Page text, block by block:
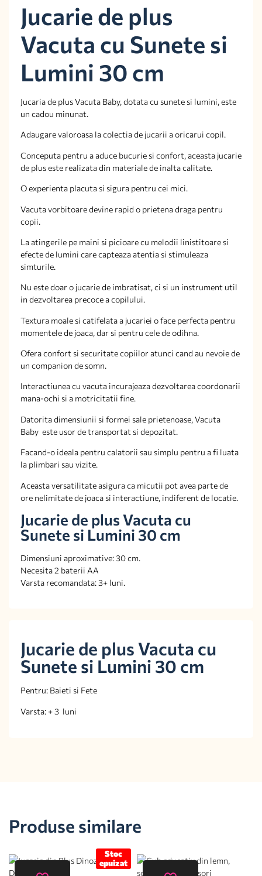
Jucarie de plus
Vacuta cu Sunete si
Lumini 30 cm
Jucaria de plus Vacuta Baby, dotata cu sunete si lumini, este
un cadou minunat.
Adaugare valoroasa la colectia de jucarii a oricarui copil.
Conceputa pentru a aduce bucurie si confort, aceasta jucarie
de plus este realizata din materiale de inalta calitate.
O experienta placuta si sigura pentru cei mici.
Vacuta vorbitoare devine rapid o prietena draga pentru
copii.
La atingerile pe maini si picioare cu melodii linistitoare si
efecte de lumini care capteaza atentia si stimuleaza
simturile.
Nu este doar o jucarie de imbratisat, ci si un instrument util
in dezvoltarea precoce a copilului.
Textura moale si catifelata a jucariei o face perfecta pentru
momentele de joaca, dar si pentru cele de odihna.
Ofera confort si securitate copiilor atunci cand au nevoie de
un companion de somn.
Interactiunea cu vacuta incurajeaza dezvoltarea coordonarii
mana-ochi si a motricitatii fine.
Datorita dimensiunii si formei sale prietenoase, Vacuta
Baby este usor de transportat si depozitat.
Facand-o ideala pentru calatorii sau simplu pentru a fi luata
la plimbari sau vizite.
Aceasta versatilitate asigura ca micutii pot avea parte de
ore nelimitate de joaca si interactiune, indiferent de locatie.
Jucarie de plus Vacuta cu
Sunete si Lumini 30 cm
Dimensiuni aproximative: 30 cm.
Necesita 2 baterii AA
Varsta recomandata: 3+ luni.
Jucarie de plus Vacuta cu
Sunete si Lumini 30 cm
Pentru: Baieti si Fete
Varsta: + 3 luni
Produse similare
Stoc
epuizat